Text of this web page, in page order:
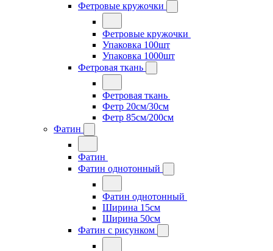
Фетровые кружочки
Фетровые кружочки
Упаковка 100шт
Упаковка 1000шт
Фетровая ткань
Фетровая ткань
Фетр 20см/30см
Фетр 85см/200см
Фатин
Фатин
Фатин однотонный
Фатин однотонный
Ширина 15см
Ширина 50см
Фатин с рисунком